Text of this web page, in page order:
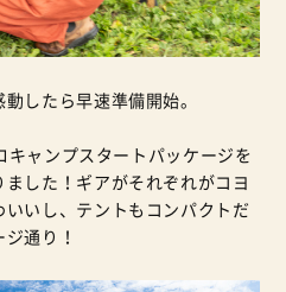
したら早速準備開始。
ャンプスタートパッケージを
した！ギアがそれぞれがコヨ
いし、テントもコンパクトだ
通り！